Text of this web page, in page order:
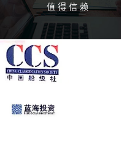
值得信赖